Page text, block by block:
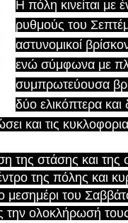
Η πόλη κινείται με
ρυθμούς του
αστυνομικοί
ενώ σύμφωνα με
συμπρωτεύουσα
δύο ελικόπτερα
και τις
της στάσης και της
της πόλης και
του
την ολοκλήρωσή